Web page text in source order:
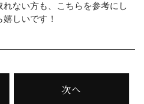
ない方も、こちらを参考にし
しいです！
次へ